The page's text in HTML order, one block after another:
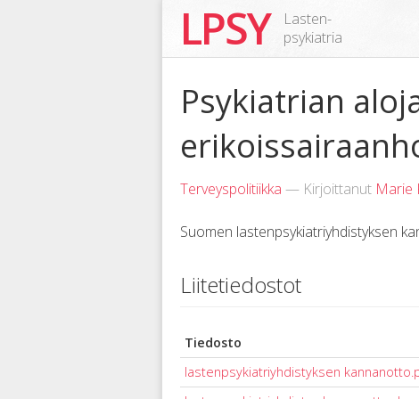
LPSY
Lasten-
psykiatria
Psykiatrian
Terveyspolitiikka — Kirjoittanut Marie
Suomen lastenpsykiatriyhdistyksen
Liitetiedostot
Tiedosto
lastenpsykiatriyhdistyksen